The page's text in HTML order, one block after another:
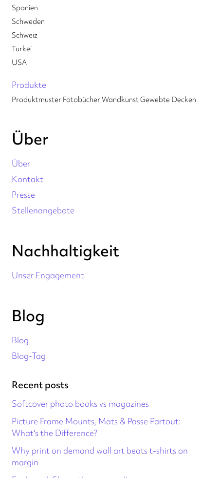
Spanien
Schweden
Schweiz
Turkei
USA
Produkte
Produktmuster FotobücherWandkunstGewebte Decken
Über
Über
Kontakt
Presse
Stellenangebote
Nachhaltigkeit
Unser Engagement
Blog
Blog
Blog-Tag
Recent posts
Softcover photo books vs magazines
Picture Frame Mounts, Mats & Passe Partout:
What's the Difference?
Why print on demand wall art beats t-shirts on
margin